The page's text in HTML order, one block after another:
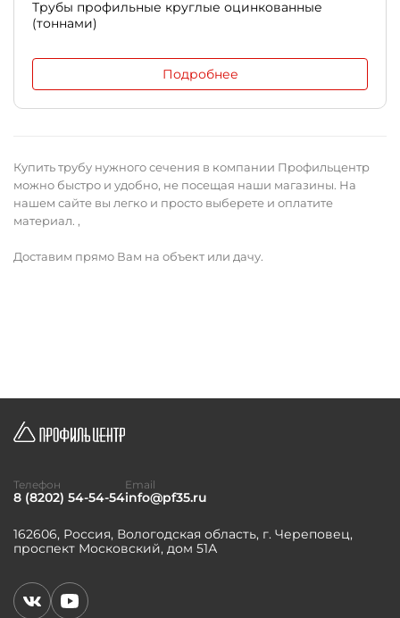
Трубы профильные круглые оцинкованные
(тоннами)
Подробнее
Купить трубу нужного сечения в компании Профильцентр
можно быстро и удобно, не посещая наши магазины. На
нашем сайте вы легко и просто выберете и оплатите
материал. ,
Доставим прямо Вам на объект или дачу.
162606, Россия, Вологодская область, г. Череповец,
проспект Московский, дом 51А
Телефон
8 (8202) 54-54-54
Email
info@pf35.ru